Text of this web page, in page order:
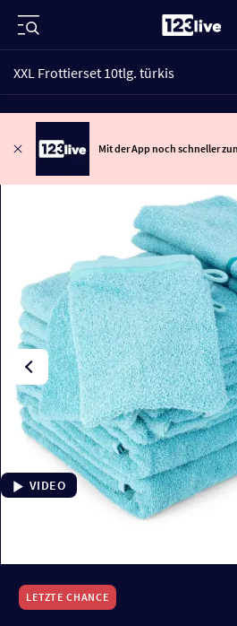
XXL Frottierset 10tlg. türkis
Mit der App noch schneller
VIDEO
LETZTE CHANCE